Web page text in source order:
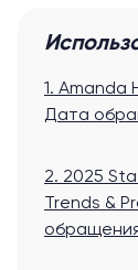
1. Amanda
Дата
2. 2025
Trends &